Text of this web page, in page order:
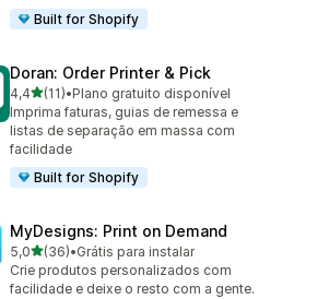
Built for Shopify
Doran: Order Printer & Pick
4,4de 5 estrelas
(11)
11 avaliações ao todo
•Plano gratuito disponível
Imprima faturas, guias de remessa e
listas de separação em massa com
facilidade
Built for Shopify
MyDesigns: Print on Demand
5,0de 5 estrelas
(36)
36 avaliações ao todo
•Grátis para instalar
Crie produtos personalizados com
facilidade e deixe o resto com a gente.